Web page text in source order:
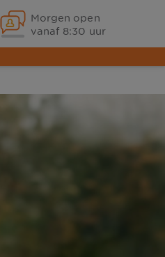
Morgen open
vanaf 8:30 uur